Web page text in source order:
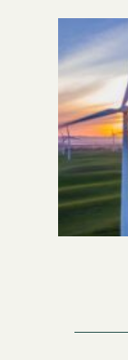
hard-